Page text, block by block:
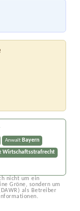
AnwaltBayern
Wirtschaftsstrafrecht
nicht um ein
Gröne, sondern um
als Betreiber